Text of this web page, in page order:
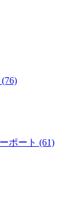
ポート (61)